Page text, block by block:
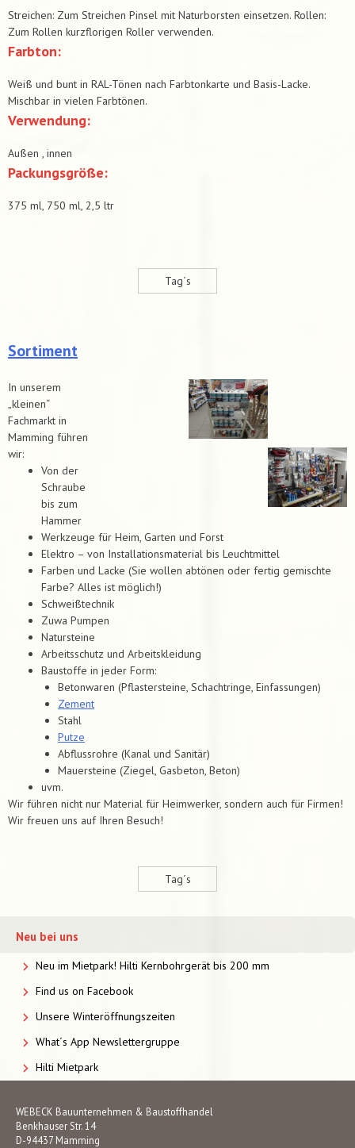
Streichen: Zum Streichen Pinsel mit Naturborsten einsetzen. Rollen:
Zum Rollen kurzflorigen Roller verwenden.
Farbton:
Weiß und bunt in RAL-Tönen nach Farbtonkarte und Basis-Lacke.
Mischbar in vielen Farbtönen.
Verwendung:
Außen , innen
Packungsgröße:
375 ml, 750 ml, 2,5 ltr
Tag´s
Sortiment
In unserem
„kleinen“
Fachmarkt in
Mamming führen
wir:
Von der
Schraube
bis zum
Hammer
Werkzeuge für Heim, Garten und Forst
Elektro – von Installationsmaterial bis Leuchtmittel
Farben und Lacke (Sie wollen abtönen oder fertig gemischte
Farbe? Alles ist möglich!)
Schweißtechnik
Zuwa Pumpen
Natursteine
Arbeitsschutz und Arbeitskleidung
Baustoffe in jeder Form:
Betonwaren (Pflastersteine, Schachtringe, Einfassungen)
Zement
Stahl
Putze
Abflussrohre (Kanal und Sanitär)
Mauersteine (Ziegel, Gasbeton, Beton)
uvm.
Wir führen nicht nur Material für Heimwerker, sondern auch für Firmen!
Wir freuen uns auf Ihren Besuch!
Tag´s
Neu bei uns
Neu im Mietpark! Hilti Kernbohrgerät bis 200 mm
Find us on Facebook
Unsere Winteröffnungszeiten
What´s App Newslettergruppe
Hilti Mietpark
WEBECK Bauunternehmen & Baustoffhandel
Benkhauser Str. 14
D-94437 Mamming